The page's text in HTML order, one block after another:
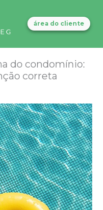
área do cliente
do condomínio:
correta